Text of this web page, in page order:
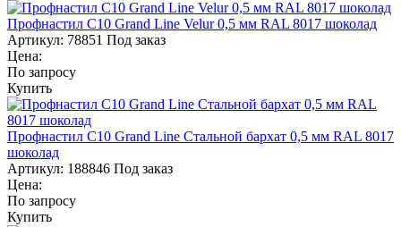
Профнастил С10 Grand Line Velur 0,5 мм RAL 8017 шоколад
Артикул: 78851 Под заказ
Цена:
По запросу
Купить
Профнастил С10 Grand Line Стальной бархат 0,5 мм RAL 8017
шоколад
Артикул: 188846 Под заказ
Цена:
По запросу
Купить